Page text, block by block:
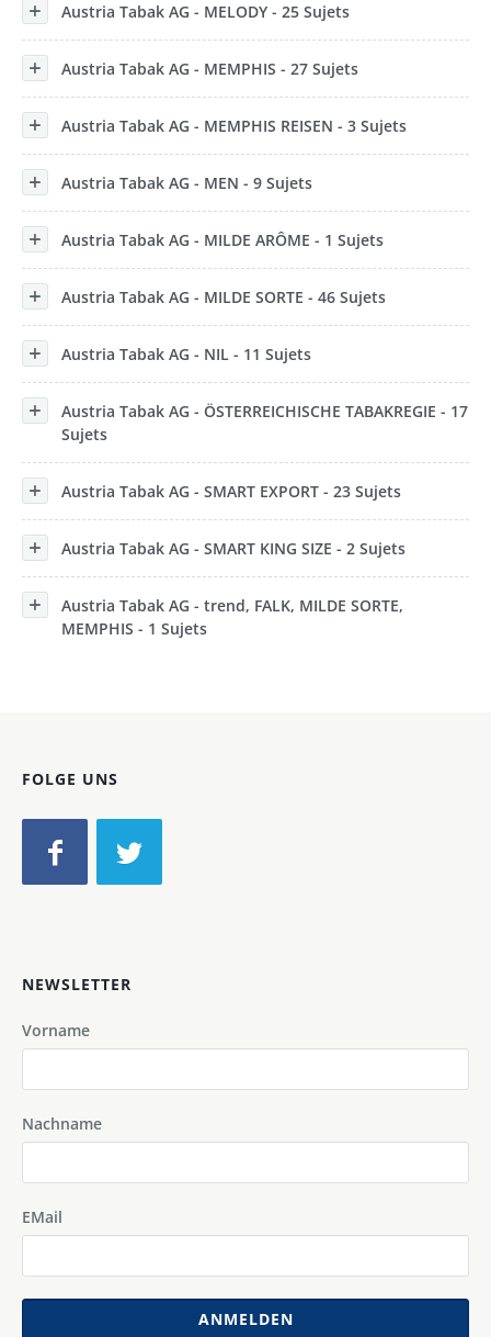
Austria Tabak AG - MELODY - 25 Sujets
Austria Tabak AG - MEMPHIS - 27 Sujets
Austria Tabak AG - MEMPHIS REISEN - 3 Sujets
Austria Tabak AG - MEN - 9 Sujets
Austria Tabak AG - MILDE ARÔME - 1 Sujets
Austria Tabak AG - MILDE SORTE - 46 Sujets
Austria Tabak AG - NIL - 11 Sujets
Austria Tabak AG - ÖSTERREICHISCHE TABAKREGIE - 17
Sujets
Austria Tabak AG - SMART EXPORT - 23 Sujets
Austria Tabak AG - SMART KING SIZE - 2 Sujets
Austria Tabak AG - trend, FALK, MILDE SORTE,
MEMPHIS - 1 Sujets
FOLGE UNS
NEWSLETTER
Vorname
Nachname
EMail
ANMELDEN